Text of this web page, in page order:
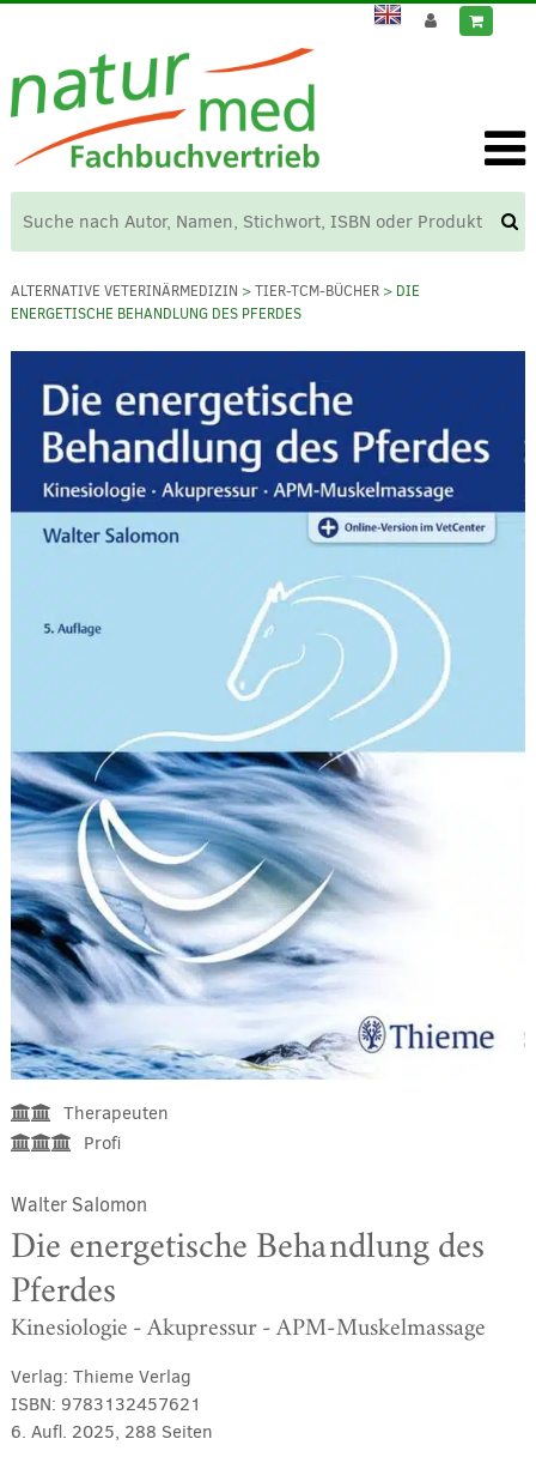
ALTERNATIVE VETERINÄRMEDIZIN >TIER-TCM-BÜCHER> DIE
ENERGETISCHE BEHANDLUNG DES PFERDES
Therapeuten
Profi
Walter Salomon
Die energetische Behandlung des
Pferdes
Kinesiologie - Akupressur - APM-Muskelmassage
Verlag: Thieme Verlag
ISBN: 9783132457621
6. Aufl. 2025, 288 Seiten